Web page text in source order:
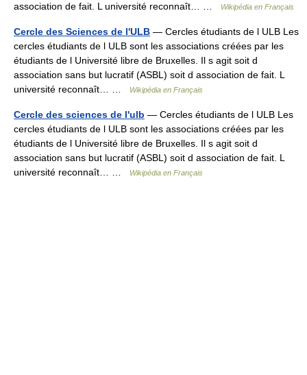
association de fait. L université reconnaît… …
Wikipédia en Français
Cercle des Sciences de l'ULB — Cercles étudiants de l ULB Les
cercles étudiants de l ULB sont les associations créées par les
étudiants de l Université libre de Bruxelles. Il s agit soit d
association sans but lucratif (ASBL) soit d association de fait. L
université reconnaît… …
Wikipédia en Français
Cercle des sciences de l'ulb — Cercles étudiants de l ULB Les
cercles étudiants de l ULB sont les associations créées par les
étudiants de l Université libre de Bruxelles. Il s agit soit d
association sans but lucratif (ASBL) soit d association de fait. L
université reconnaît… …
Wikipédia en Français